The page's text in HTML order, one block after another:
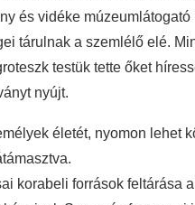
és vidéke
tárulnak a szemlélő elé.
testük tette őket
nyújt.
életét, nyomon lehet
korabeli források feltárása